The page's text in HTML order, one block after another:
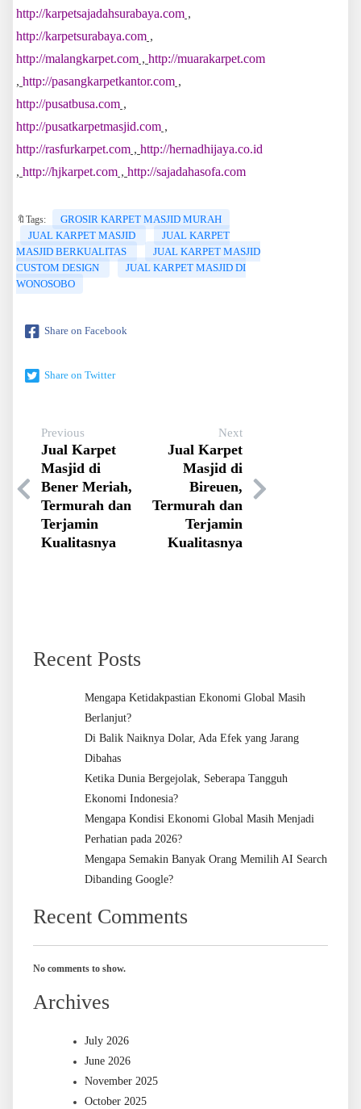
http://karpetsajadahsurabaya.com ,
http://karpetsurabaya.com ,
http://malangkarpet.com , http://muarakarpet.com
, http://pasangkarpetkantor.com ,
http://pusatbusa.com ,
http://pusatkarpetmasjid.com ,
http://rasfurkarpet.com , http://hernadhijaya.co.id
, http://hjkarpet.com , http://sajadahasofa.com
🔖Tags:
GROSIR KARPET MASJID MURAH
JUAL KARPET MASJID
JUAL KARPET
MASJID BERKUALITAS
JUAL KARPET MASJID
CUSTOM DESIGN
JUAL KARPET MASJID DI
WONOSOBO
Share on Facebook
Share on Twitter
Previous
Jual Karpet
Masjid di
Bener Meriah,
Termurah dan
Terjamin
Kualitasnya
Next
Jual Karpet
Masjid di
Bireuen,
Termurah dan
Terjamin
Kualitasnya
Recent Posts
Mengapa Ketidakpastian Ekonomi Global Masih
Berlanjut?
Di Balik Naiknya Dolar, Ada Efek yang Jarang
Dibahas
Ketika Dunia Bergejolak, Seberapa Tangguh
Ekonomi Indonesia?
Mengapa Kondisi Ekonomi Global Masih Menjadi
Perhatian pada 2026?
Mengapa Semakin Banyak Orang Memilih AI Search
Dibanding Google?
Recent Comments
No comments to show.
Archives
July 2026
June 2026
November 2025
October 2025